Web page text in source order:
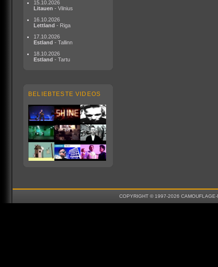
15.10.2026
Litauen - Vilnius
16.10.2026
Lettland - Riga
17.10.2026
Estland - Tallinn
18.10.2026
Estland - Tartu
BELIEBTESTE VIDEOS
COPYRIGHT © 1997-2026 CAMOUFLAGE-